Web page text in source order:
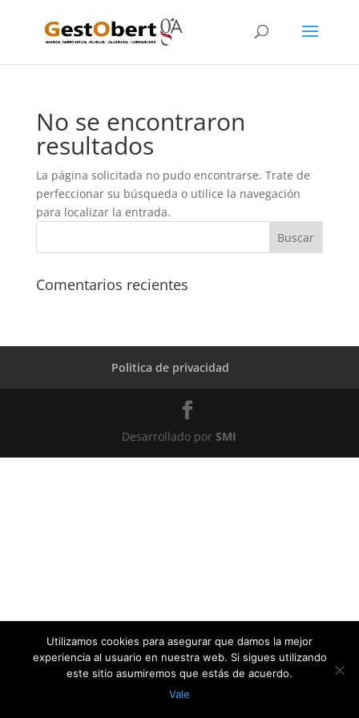
No se encontraron
resultados
La página solicitada no pudo encontrarse. Trate de
perfeccionar su búsqueda o utilice la navegación
para localizar la entrada.
Comentarios recientes
Politica de privacidad
Desarrollado porSMI
Utilizamos cookies para asegurar que damos la mejor
experiencia al usuario en nuestra web. Si sigues utilizando
este sitio asumiremos que estás de acuerdo.
Vale